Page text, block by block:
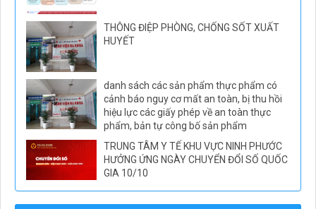
THÔNG ĐIỆP PHÒNG, CHỐNG SỐT XUẤT
HUYẾT
danh sách các sản phẩm thực phẩm có
cảnh báo nguy cơ mất an toàn, bị thu hồi
hiệu lực các giấy phép về an toàn thực
phẩm, bản tự công bố sản phẩm
TRUNG TÂM Y TẾ KHU VỰC NINH PHƯỚC
HƯỞNG ỨNG NGÀY CHUYỂN ĐỔI SỐ QUỐC
GIA 10/10